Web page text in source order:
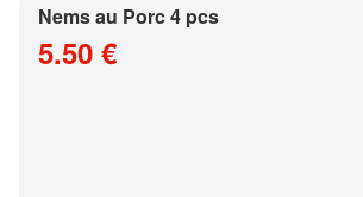
Nems au Porc 4 pcs
5.50 €